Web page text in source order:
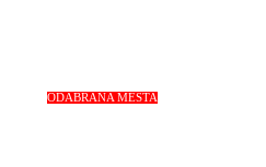
ODABRANA MESTA